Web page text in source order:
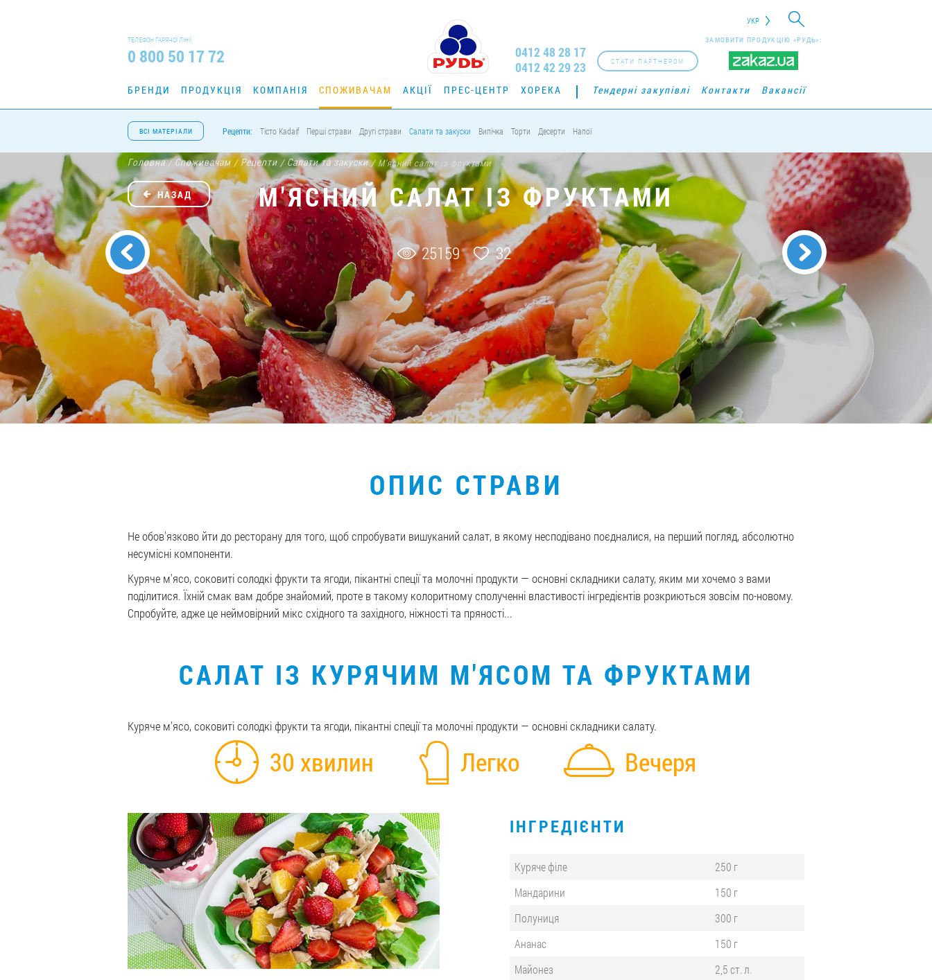
УКР
ТЕЛЕФОН ГАРЯЧОЇ ЛІНІЇ
0 800 50 17 72
ЗАМОВИТИ ПРОДУКЦІЮ «РУДЬ»:
СТАТИ ПАРТНЕРОМ
0412 48 28 17
0412 42 29 23
БРЕНДИ ПРОДУКЦІЯ КОМПАНІЯ СПОЖИВАЧАМ АКЦІЇ ПРЕС-ЦЕНТР ХОРЕКА Тендерні закупівлі Контакти Вакансії
ВСІ МАТЕРІАЛИ Рецепти: Тісто Kadaif Перші страви Другі страви Салати та закуски Випічка Торти Десерти Напої
Головна / Споживачам / Рецепти / Салати та закуски /М'ясний салат із фруктами
М'ЯСНИЙ САЛАТ ІЗ ФРУКТАМИ
25159 32
НАЗАД
ОПИС СТРАВИ
Не обов'язково йти до ресторану для того, щоб спробувати вишуканий салат, в якому несподівано поєдналися, на перший погляд, абсолютно
несумісні компоненти.
Куряче м'ясо, соковиті солодкі фрукти та ягоди, пікантні спеції та молочні продукти — основні складники салату, яким ми хочемо з вами
поділитися. Їхній смак вам добре знайомий, проте в такому колоритному сполученні властивості інгредієнтів розкриються зовсім по-новому.
Спробуйте, адже це неймовірний мікс східного та західного, ніжності та пряності...
САЛАТ ІЗ КУРЯЧИМ М'ЯСОМ ТА ФРУКТАМИ
Куряче м'ясо, соковиті солодкі фрукти та ягоди, пікантні спеції та молочні продукти — основні складники салату.
30 хвилин Легко Вечеря
ІНГРЕДІЄНТИ
Куряче філе
250 г
Мандарини
150 г
Полуниця
300 г
Ананас
150 г
Майонез
2,5 ст. л.